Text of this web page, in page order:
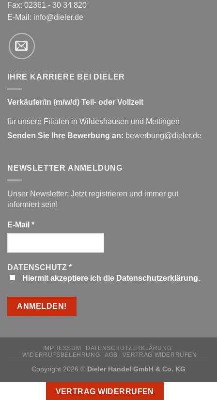
Fax: 02361 - 30 34 820
E-Mail: info@dieler.de
IHRE KARRIERE BEI DIELER
Verkäufer/in (m/w/d) Teil- oder Vollzeit
für unsere Filialen in Wildeshausen und Mettingen
Senden Sie Ihre Bewerbung an: bewerbung@dieler.de
NEWSLETTER ANMELDUNG
Unser Newsletter: Jetzt registrieren und immer gut
informiert sein!
E-Mail *
DATENSCHUTZ *
Hiermit akzeptiere ich die Datenschutzerklärung.
IMPRESSUM
DATENSCHUTZERKLÄRUNG
WIDERRUFSBELEHRUNG
AGB VERTRAG WIDERRUFEN
Copyright 2026 © Dieler Handel GmbH & Co. KG
VERTRAG WIDERRUFEN